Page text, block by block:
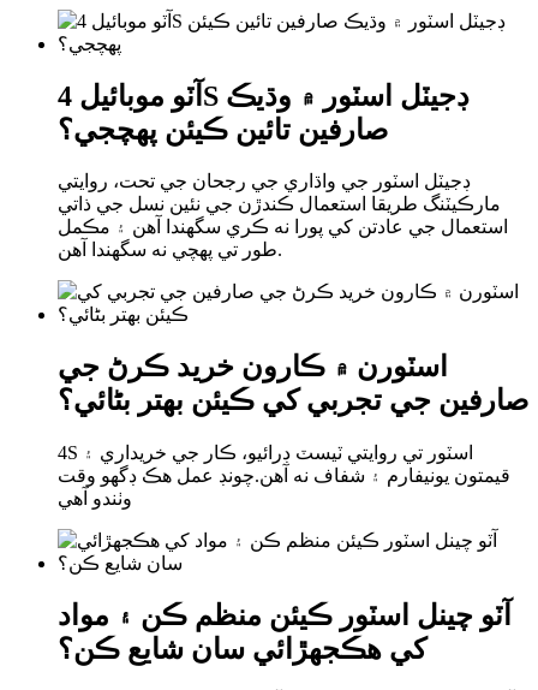
آٽو موبائيل 4S ڊجيٽل اسٽور ۾ وڌيڪ
صارفين تائين ڪيئن پهچجي؟
ڊجيٽل اسٽور جي واڌاري جي رجحان جي تحت، روايتي
مارڪيٽنگ طريقا استعمال ڪندڙن جي نئين نسل جي ذاتي
استعمال جي عادتن کي پورا نه ڪري سگھندا آھن ۽ مڪمل
طور تي پھچي نه سگھندا آھن.
اسٽورن ۾ ڪارون خريد ڪرڻ جي
صارفين جي تجربي کي ڪيئن بهتر بڻائي؟
4S اسٽور تي روايتي ٽيسٽ ڊرائيو، ڪار جي خريداري ۽
قيمتون يونيفارم ۽ شفاف نه آهن.چونڊ عمل هڪ ڊگهو وقت
وٺندو آهي
آٽو چينل اسٽور ڪيئن منظم ڪن ۽ مواد
کي هڪجهڙائي سان شايع ڪن؟